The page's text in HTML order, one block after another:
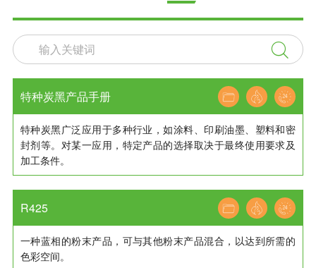

特种炭黑产品手册
特种炭黑广泛应用于多种行业，如涂料、印刷油墨、塑料和密
封剂等。对某一应用，特定产品的选择取决于最终使用要求及
加工条件。
R425
一种蓝相的粉末产品，可与其他粉末产品混合，以达到所需的
色彩空间。